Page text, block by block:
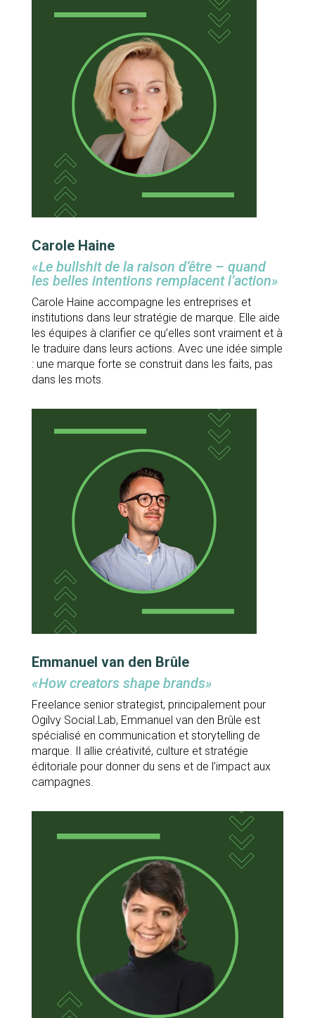
Carole Haine
«Le bullshit de la raison d’être – quand
les belles intentions remplacent l’action»
Carole Haine accompagne les entreprises et
institutions dans leur stratégie de marque. Elle aide
les équipes à clarifier ce qu’elles sont vraiment et à
le traduire dans leurs actions. Avec une idée simple
: une marque forte se construit dans les faits, pas
dans les mots.
Emmanuel van den Brûle
«How creators shape brands»
Freelance senior strategist, principalement pour
Ogilvy Social.Lab, Emmanuel van den Brûle est
spécialisé en communication et storytelling de
marque. Il allie créativité, culture et stratégie
éditoriale pour donner du sens et de l’impact aux
campagnes.